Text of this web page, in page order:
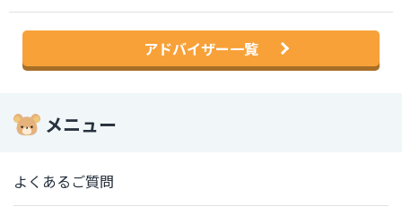
アドバイザー一覧
メニュー
よくあるご質問